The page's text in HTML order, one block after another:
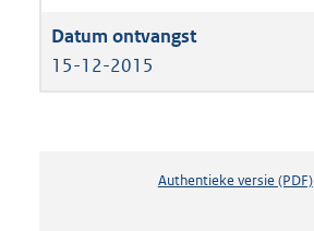
15-12-2015
Authentieke versie (PDF)b